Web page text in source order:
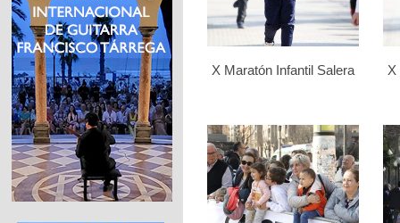
X Maratón Infantil Salera X